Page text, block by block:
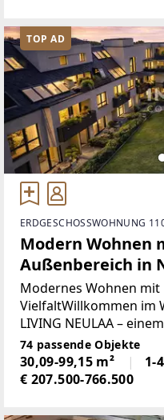
TOP AD
ERDGESCHOSSWOHNUNG
Modern Wohnen
Außenbereich in
Modernes Wohnen
VielfaltWillkommen im
LIVING NEULAA –
urbanes Leben mit
vielfältigen
dynamisch
74 passende Objekte
30,09-99,15 m²
1-
€ 207.500-766.500